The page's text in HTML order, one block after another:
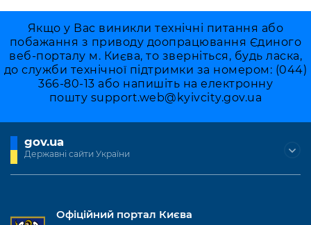
Якщо у Вас виникли технічні питання або
побажання з приводу доопрацювання Єдиного
веб-порталу м. Києва, то зверніться, будь ласка,
до служби технічної підтримки за номером: (044)
366-80-13 або напишіть на електронну
пошту support.web@kyivcity.gov.ua
gov.ua
Державні сайти України
Офіційний портал Києва